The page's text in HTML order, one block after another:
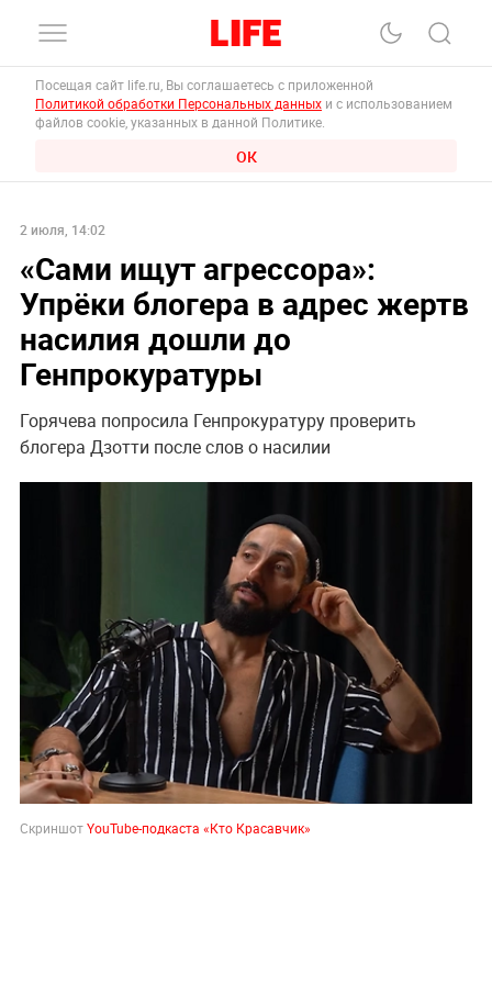
Посещая сайт life.ru, Вы соглашаетесь с приложенной
Политикой обработки Персональных данных и с использованием
файлов cookie, указанных в данной Политике.
ОК
2 июля, 14:02
«Сами ищут агрессора»:
Упрёки блогера в адрес жертв
насилия дошли до
Генпрокуратуры
Горячева попросила Генпрокуратуру проверить
блогера Дзотти после слов о насилии
СкриншотYouTube-подкаста «Кто Красавчик»